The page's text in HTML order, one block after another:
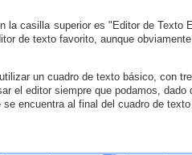
la casilla superior es "Editor de Texto
de texto favorito, aunque
un cuadro de texto básico, con
el editor siempre que podamos, dado
encuentra al final del cuadro de texto